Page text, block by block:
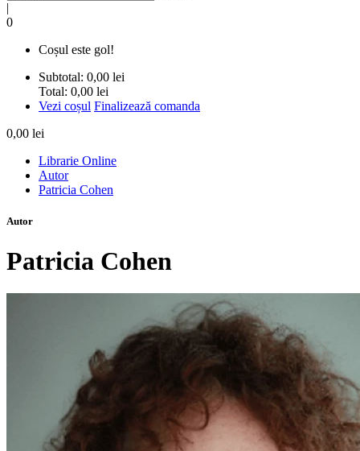
|
0
Coșul este gol!
Subtotal: 0,00 lei
Total: 0,00 lei
Vezi coșul Finalizează comanda
0,00 lei
Librarie Online
Autor
Patricia Cohen
Autor
Patricia Cohen